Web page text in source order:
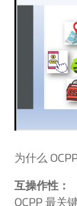
为什么
互操作性：
OCPP 最关